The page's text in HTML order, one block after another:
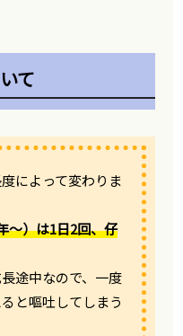
て
によって変わりま
〜）は1日2回、仔
途中なので、一度
と嘔吐してしまう